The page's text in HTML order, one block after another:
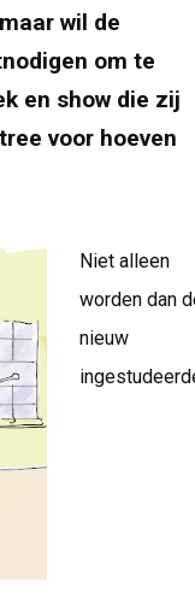
wil de
om te
en show die zij
voor hoeven
Niet alleen
worden dan
nieuw